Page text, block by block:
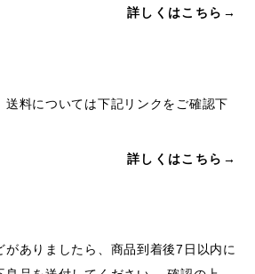
詳しくはこちら→
送料については下記リンクをご確認下
詳しくはこちら→
がありましたら、商品到着後7日以内に